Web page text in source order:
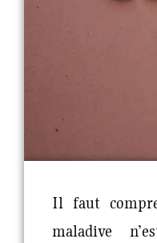
Il faut
maladive